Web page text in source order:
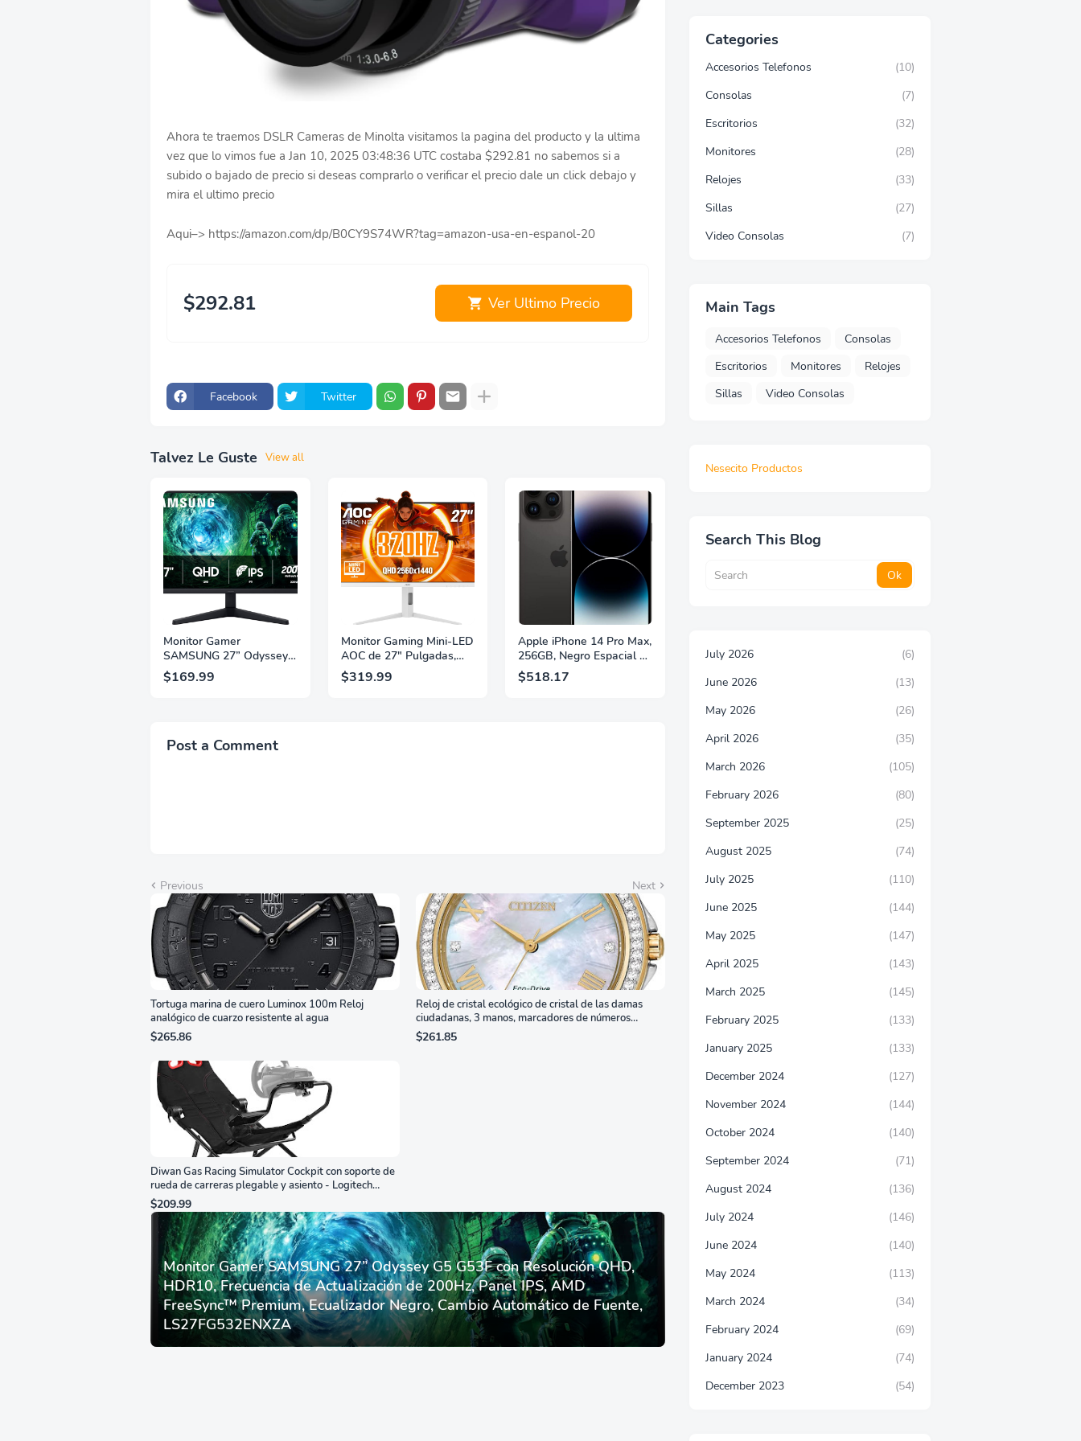
Ahora te traemos DSLR Cameras de Minolta visitamos la pagina del producto y la ultima
vez que lo vimos fue a Jan 10, 2025 03:48:36 UTC costaba $292.81 no sabemos si a
subido o bajado de precio si deseas comprarlo o verificar el precio dale un click debajo y
mira el ultimo precio
Aqui–> https://amazon.com/dp/B0CY9S74WR?tag=amazon-usa-en-espanol-20
$292.81 Ver Ultimo Precio
Facebook Twitter
Talvez Le Guste View all
Monitor Gamer
SAMSUNG 27” Odyssey
G5 G53F con Resolución
QHD, HDR10, Frecuencia
Ecualizador Negro,
$169.99
Monitor Gaming Mini-LED
AOC de 27" Pulgadas,
QHD 2560×1440, 320Hz,
1ms GtG, DisplayHDR,
$319.99
Apple iPhone 14 Pro Max,
256GB, Negro Espacial -
Desbloqueado
(Renovado)
$518.17
Post a Comment
Previous Next
Tortuga marina de cuero Luminox 100m Reloj
analógico de cuarzo resistente al agua
$265.86
Reloj de cristal ecológico de cristal de las damas
ciudadanas, 3 manos, marcadores de números
romanos, dial de nácar
$261.85
Diwan Gas Racing Simulator Cockpit con soporte de
rueda de carreras plegable y asiento - Logitech
G29/920/923/27/25, Thrustmaster
T248/X/T300RS/T150/458/TX
$209.99
Monitor Gamer SAMSUNG 27” Odyssey G5 G53F con Resolución QHD,
HDR10, Frecuencia de Actualización de 200Hz, Panel IPS, AMD
FreeSync™ Premium, Ecualizador Negro, Cambio Automático de Fuente,
LS27FG532ENXZA
Categories
Accesorios Telefonos
(10)
Consolas
(7)
Escritorios
(32)
Monitores
(28)
Relojes
(33)
Sillas
(27)
Video Consolas
(7)
Main Tags
Accesorios Telefonos
Consolas
Escritorios
Monitores
Relojes
Sillas
Video Consolas
Nesecito Productos
Search This Blog
July 2026
(6)
June 2026
(13)
May 2026
(26)
April 2026
(35)
March 2026
(105)
February 2026
(80)
September 2025
(25)
August 2025
(74)
July 2025
(110)
June 2025
(144)
May 2025
(147)
April 2025
(143)
March 2025
(145)
February 2025
(133)
January 2025
(133)
December 2024
(127)
November 2024
(144)
October 2024
(140)
September 2024
(71)
August 2024
(136)
July 2024
(146)
June 2024
(140)
May 2024
(113)
March 2024
(34)
February 2024
(69)
January 2024
(74)
December 2023
(54)